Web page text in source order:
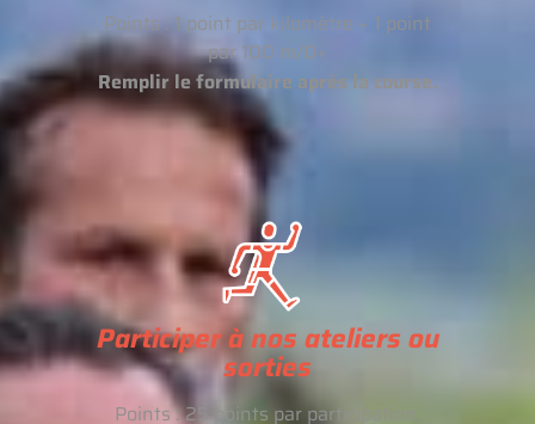
Points : 1 point par kilomètre + 1 point
par 100 m/D+
Remplir le formulaire après la course.
Participer à nos ateliers ou
sorties
Points : 25 points par participation.